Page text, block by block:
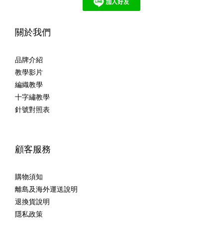
關於我們
品牌介紹
教學影片
編織教學
十字繡教學
針號對照表
顧客服務
購物須知
離島及海外運送說明
退換貨說明
隱私政策